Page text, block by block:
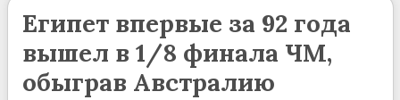
Египет впервые за 92 года
вышел в 1/8 финала ЧМ,
обыграв Австралию